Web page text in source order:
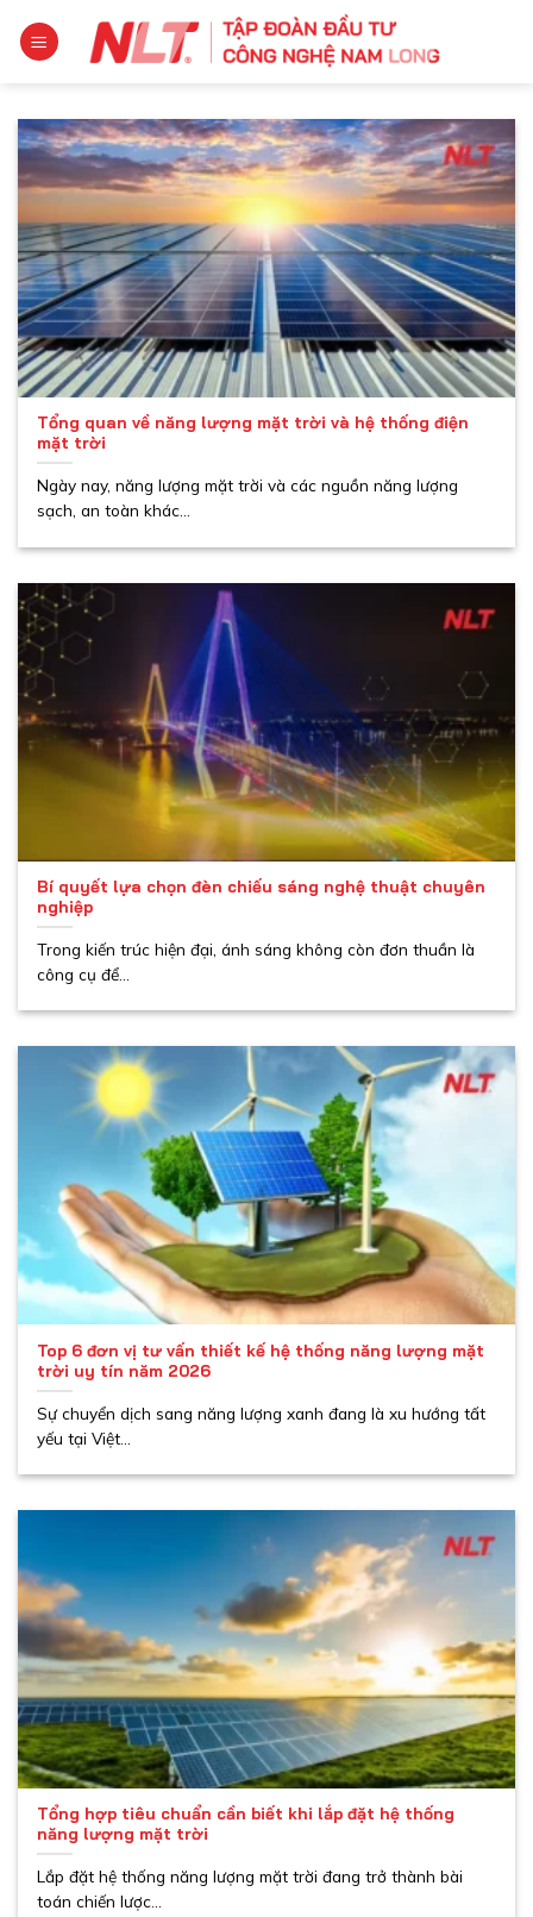
đến
Tổng quan về năng lượng mặt trời và hệ thống điện
mặt trời
Ngày nay, năng lượng mặt trời và các nguồn năng lượng
sạch, an toàn khác...
Bí quyết lựa chọn đèn chiếu sáng nghệ thuật chuyên
nghiệp
Trong kiến trúc hiện đại, ánh sáng không còn đơn thuần là
công cụ để...
Top 6 đơn vị tư vấn thiết kế hệ thống năng lượng mặt
trời uy tín năm 2026
Sự chuyển dịch sang năng lượng xanh đang là xu hướng tất
yếu tại Việt...
Tổng hợp tiêu chuẩn cần biết khi lắp đặt hệ thống
năng lượng mặt trời
Lắp đặt hệ thống năng lượng mặt trời đang trở thành bài
toán chiến lược...